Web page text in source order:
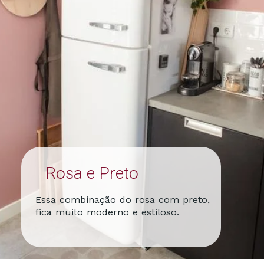
Rosa e Preto
Essa combinação do rosa com preto,
fica muito moderno e estiloso.